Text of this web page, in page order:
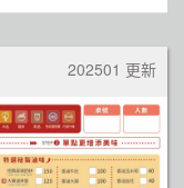
202501 更新